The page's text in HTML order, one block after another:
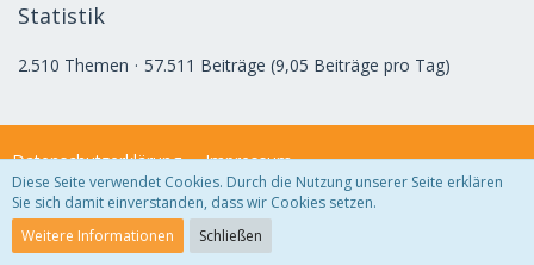
Statistik
2.510 Themen 57.511 Beiträge (9,05 Beiträge pro Tag)
Datenschutzerklärung Impressum
Community-Software:
Diese Seite verwendet Cookies. Durch die Nutzung unserer Seite erklären
Sie sich damit einverstanden, dass wir Cookies setzen.
Weitere Informationen
Schließen